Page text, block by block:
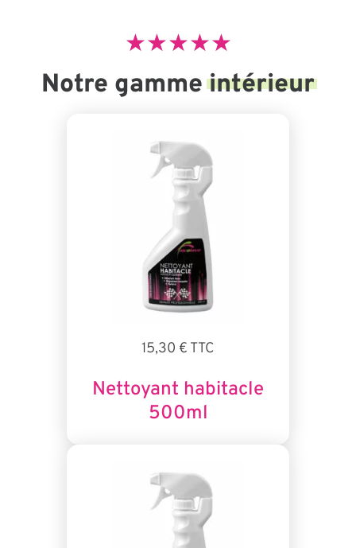
★★★★★
Notre gammeintérieur
Nettoyant habitacle
500ml
15,30 € TTC